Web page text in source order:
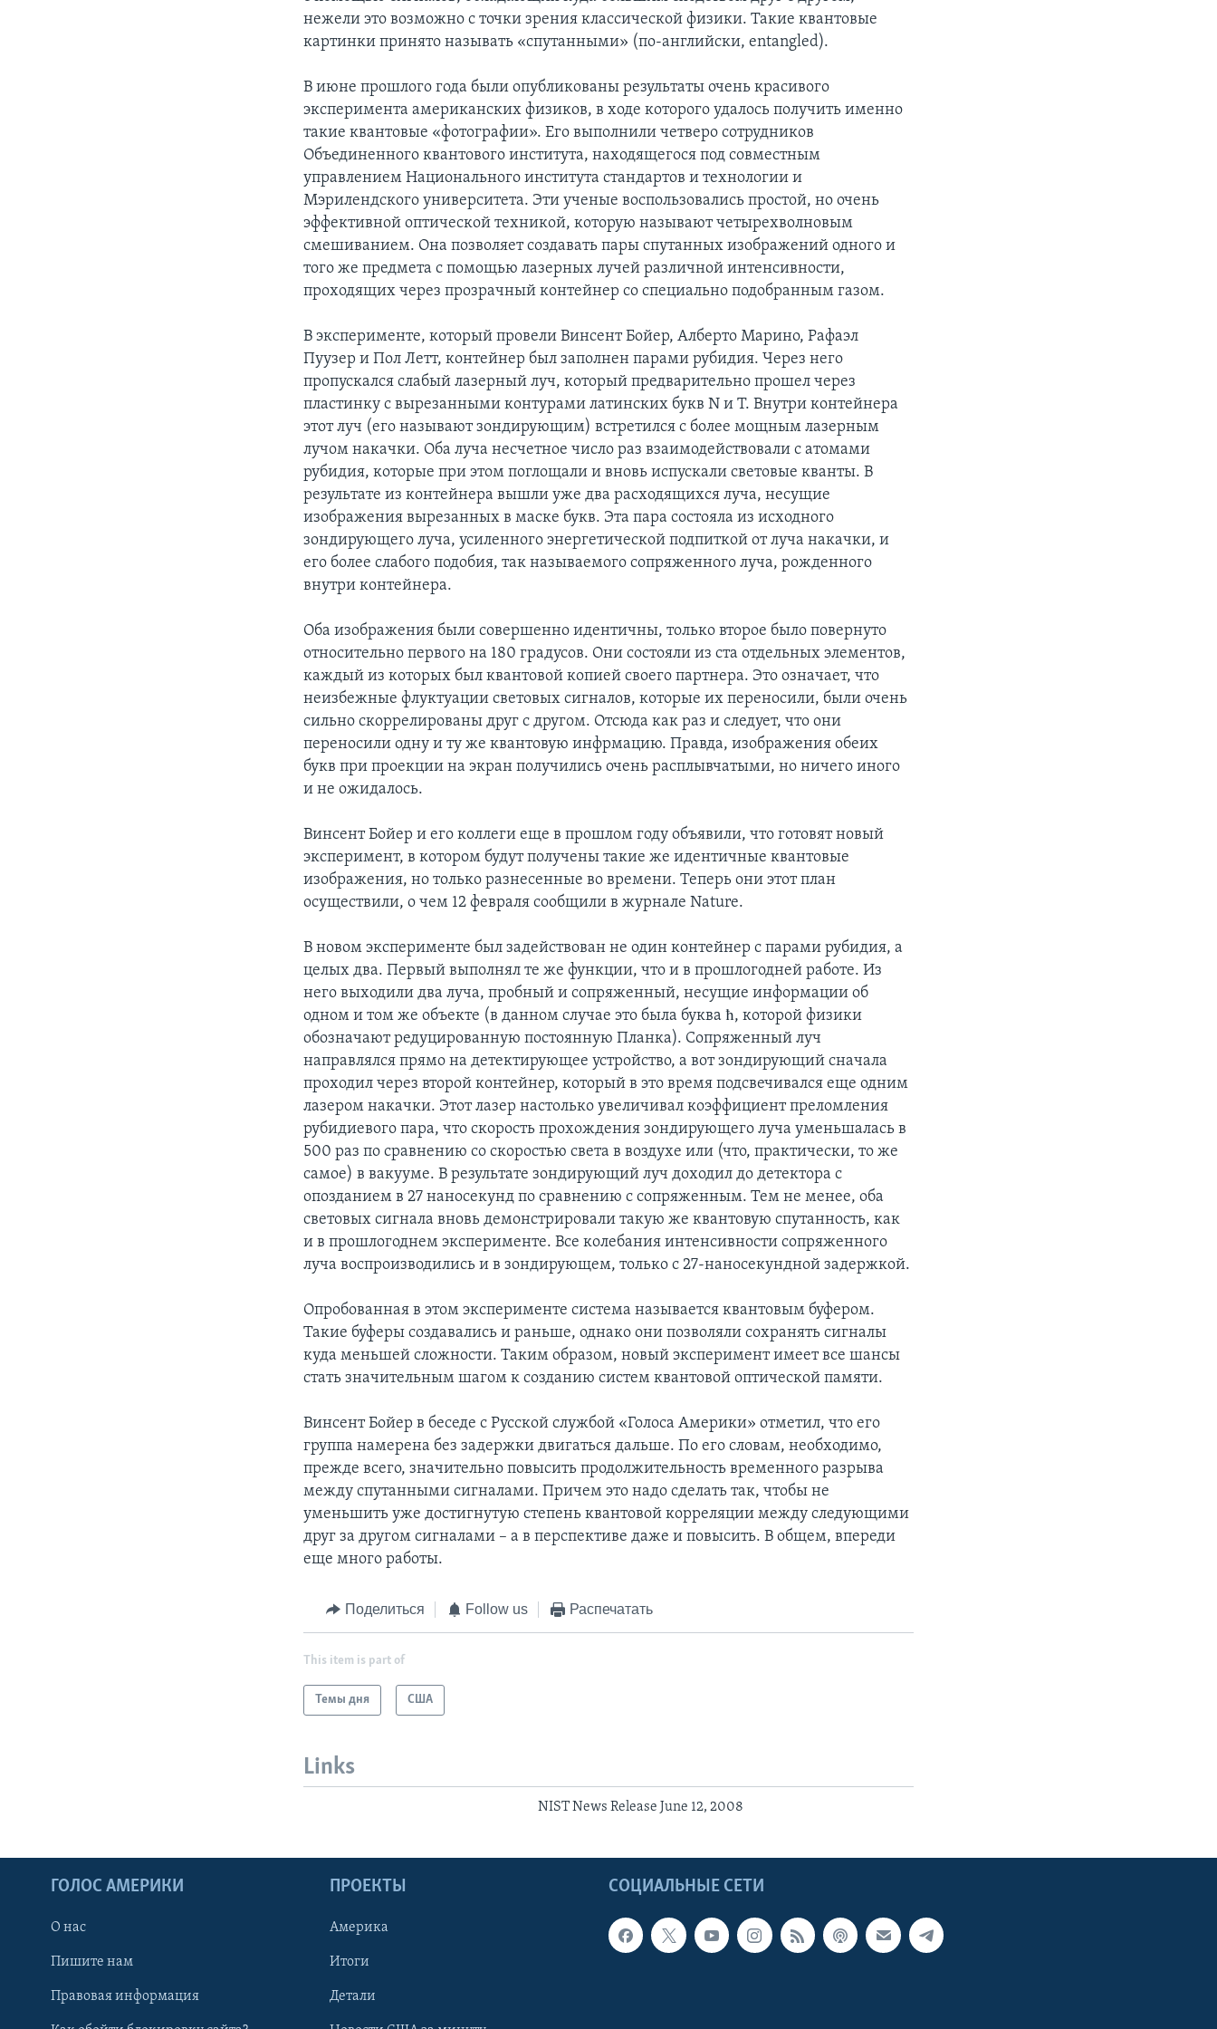
нежели это возможно с точки зрения классической физики. Такие квантовые
картинки принято называть «спутанными» (по-английски, entangled).
В июне прошлого года были опубликованы результаты очень красивого
эксперимента американских физиков, в ходе которого удалось получить именно
такие квантовые «фотографии». Его выполнили четверо сотрудников
Объединенного квантового института, находящегося под совместным
управлением Национального института стандартов и технологии и
Мэрилендского университета. Эти ученые воспользовались простой, но очень
эффективной оптической техникой, которую называют четырехволновым
смешиванием. Она позволяет создавать пары спутанных изображений одного и
того же предмета с помощью лазерных лучей различной интенсивности,
проходящих через прозрачный контейнер со специально подобранным газом.
В эксперименте, который провели Винсент Бойер, Алберто Марино, Рафаэл
Пуузер и Пол Летт, контейнер был заполнен парами рубидия. Через него
пропускался слабый лазерный луч, который предварительно прошел через
пластинку с вырезанными контурами латинских букв N и T. Внутри контейнера
этот луч (его называют зондирующим) встретился с более мощным лазерным
лучом накачки. Оба луча несчетное число раз взаимодействовали с атомами
рубидия, которые при этом поглощали и вновь испускали световые кванты. В
результате из контейнера вышли уже два расходящихся луча, несущие
изображения вырезанных в маске букв. Эта пара состояла из исходного
зондирующего луча, усиленного энергетической подпиткой от луча накачки, и
его более слабого подобия, так называемого сопряженного луча, рожденного
внутри контейнера.
Оба изображения были совершенно идентичны, только второе было повернуто
относительно первого на 180 градусов. Они состояли из ста отдельных элементов,
каждый из которых был квантовой копией своего партнера. Это означает, что
неизбежные флуктуации световых сигналов, которые их переносили, были очень
сильно скоррелированы друг с другом. Отсюда как раз и следует, что они
переносили одну и ту же квантовую инфрмацию. Правда, изображения обеих
букв при проекции на экран получились очень расплывчатыми, но ничего иного
и не ожидалось.
Винсент Бойер и его коллеги еще в прошлом году объявили, что готовят новый
эксперимент, в котором будут получены такие же идентичные квантовые
изображения, но только разнесенные во времени. Теперь они этот план
осуществили, о чем 12 февраля сообщили в журнале Nature.
В новом эксперименте был задействован не один контейнер с парами рубидия, а
целых два. Первый выполнял те же функции, что и в прошлогодней работе. Из
него выходили два луча, пробный и сопряженный, несущие информации об
одном и том же объекте (в данном случае это была буква ħ, которой физики
обозначают редуцированную постоянную Планка). Сопряженный луч
направлялся прямо на детектирующее устройство, а вот зондирующий сначала
проходил через второй контейнер, который в это время подсвечивался еще одним
лазером накачки. Этот лазер настолько увеличивал коэффициент преломления
рубидиевого пара, что скорость прохождения зондирующего луча уменьшалась в
500 раз по сравнению со скоростью света в воздухе или (что, практически, то же
самое) в вакууме. В результате зондирующий луч доходил до детектора с
опозданием в 27 наносекунд по сравнению с сопряженным. Тем не менее, оба
световых сигнала вновь демонстрировали такую же квантовую спутанность, как
и в прошлогоднем эксперименте. Все колебания интенсивности сопряженного
луча воспроизводились и в зондирующем, только с 27-наносекундной задержкой.
Опробованная в этом эксперименте система называется квантовым буфером.
Такие буферы создавались и раньше, однако они позволяли сохранять сигналы
куда меньшей сложности. Таким образом, новый эксперимент имеет все шансы
стать значительным шагом к созданию систем квантовой оптической памяти.
Винсент Бойер в беседе с Русской службой «Голоса Америки» отметил, что его
группа намерена без задержки двигаться дальше. По его словам, необходимо,
прежде всего, значительно повысить продолжительность временного разрыва
между спутанными сигналами. Причем это надо сделать так, чтобы не
уменьшить уже достигнутую степень квантовой корреляции между следующими
друг за другом сигналами – а в перспективе даже и повысить. В общем, впереди
еще много работы.
Поделиться Follow us Распечатать
This item is part of
Темы дня США
Links
NIST News Release June 12, 2008
СОЦИАЛЬНЫЕ СЕТИ
ГОЛОС АМЕРИКИ
О нас
Пишите нам
Правовая информация
ПРОЕКТЫ
Америка
Итоги
Детали